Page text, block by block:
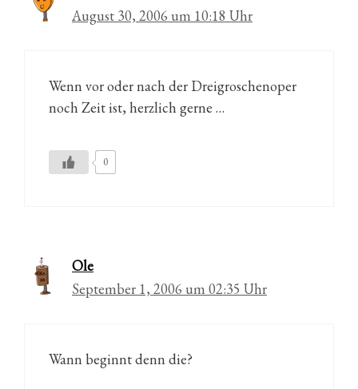
August 30, 2006 um 10:18 Uhr
Wenn vor oder nach der Dreigroschenoper
noch Zeit ist, herzlich gerne …
0
Ole
September 1, 2006 um 02:35 Uhr
Wann beginnt denn die?